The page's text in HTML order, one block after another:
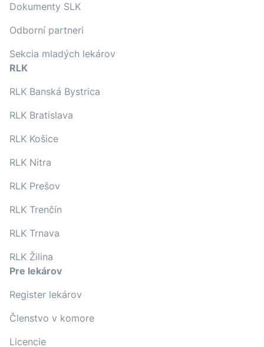
Dokumenty SLK
Odborní partneri
Sekcia mladých lekárov
RLK
RLK Banská Bystrica
RLK Bratislava
RLK Košice
RLK Nitra
RLK Prešov
RLK Trenčín
RLK Trnava
RLK Žilina
Pre lekárov
Register lekárov
Členstvo v komore
Licencie